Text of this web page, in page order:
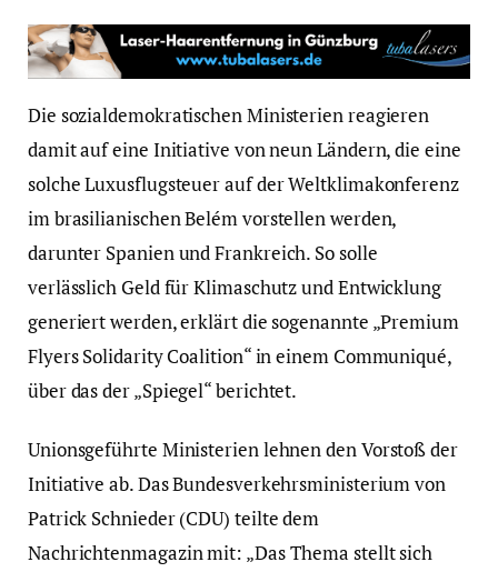
Die sozialdemokratischen Ministerien reagieren
damit auf eine Initiative von neun Ländern, die eine
solche Luxusflugsteuer auf der Weltklimakonferenz
im brasilianischen Belém vorstellen werden,
darunter Spanien und Frankreich. So solle
verlässlich Geld für Klimaschutz und Entwicklung
generiert werden, erklärt die sogenannte „Premium
Flyers Solidarity Coalition“ in einem Communiqué,
über das der „Spiegel“ berichtet.
Unionsgeführte Ministerien lehnen den Vorstoß der
Initiative ab. Das Bundesverkehrsministerium von
Patrick Schnieder (CDU) teilte dem
Nachrichtenmagazin mit: „Das Thema stellt sich